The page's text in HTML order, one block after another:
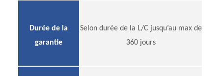
Durée de la
garantie
Selon durée de la L/C jusqu’au max de
360 jours